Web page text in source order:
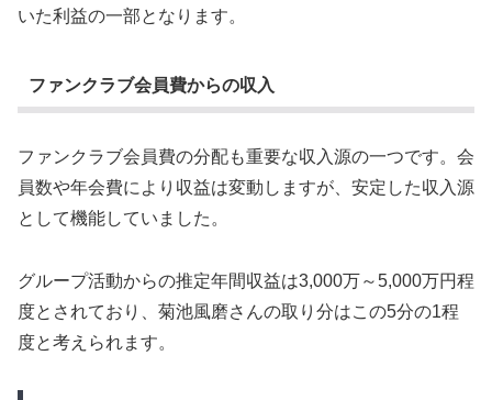
いた利益の一部となります。
ファンクラブ会員費からの収入
ファンクラブ会員費の分配も重要な収入源の一つです。会
員数や年会費により収益は変動しますが、安定した収入源
として機能していました。
グループ活動からの推定年間収益は3,000万～5,000万円程
度とされており、菊池風磨さんの取り分はこの5分の1程
度と考えられます。